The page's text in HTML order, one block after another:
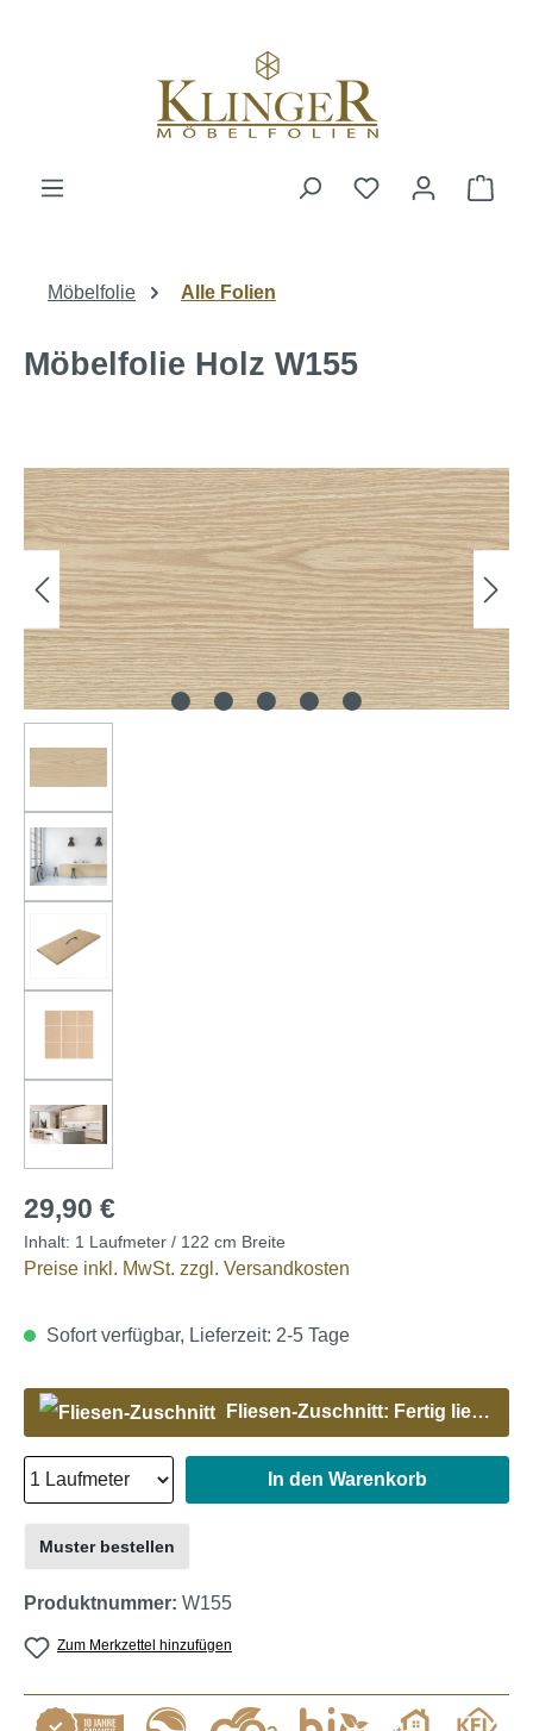
Möbelfolie Alle Folien
Möbelfolie Holz W155
29,90 €
Inhalt: 1 Laufmeter / 122 cm Breite
Preise inkl. MwSt. zzgl. Versandkosten
Sofort verfügbar, Lieferzeit: 2-5 Tage
Fliesen-Zuschnitt: Fertig liefern lassen
In den Warenkorb
Zum Merkzettel hinzufügen
Muster bestellen
Produktnummer: W155